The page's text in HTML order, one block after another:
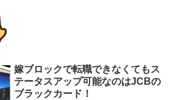
嫁ブロックで転職できなくてもス
テータスアップ可能なのはJCBの
ブラックカード！